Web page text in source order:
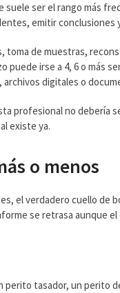
suele ser el rango más
emitir
toma de muestras,
irse a 4, 6 o más
digitales o
profesional no debería
existe ya.
o menos
el verdadero cuello de
se retrasa aunque
perito tasador, un perito